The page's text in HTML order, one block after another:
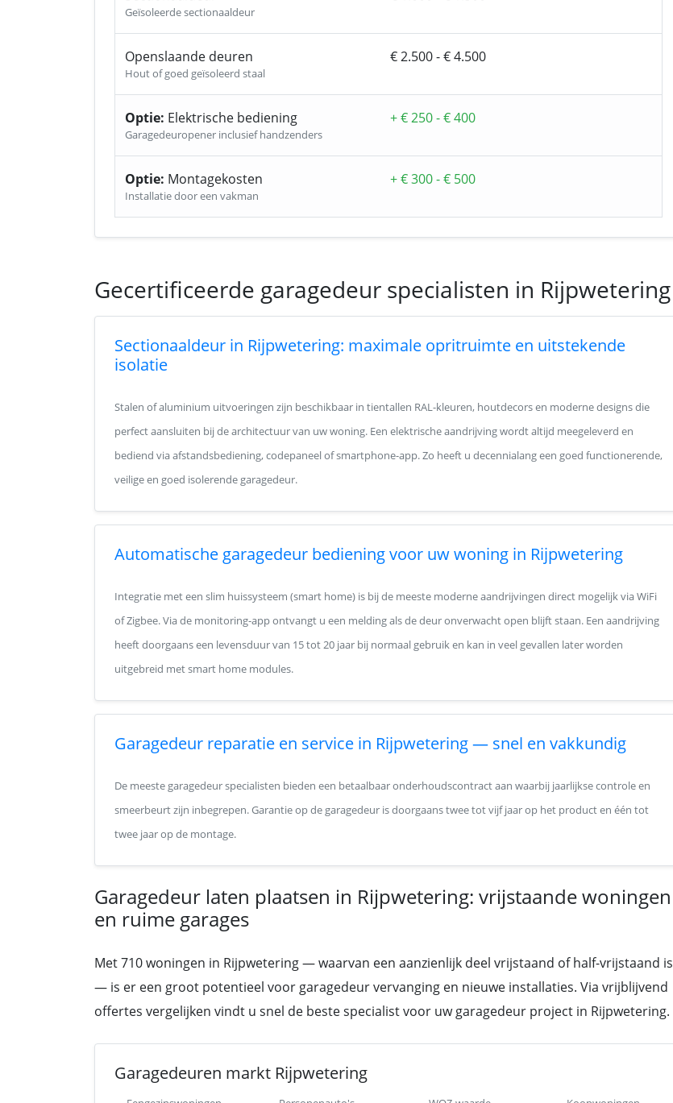
Geïsoleerde sectionaaldeur
Openslaande deuren
Hout of goed geïsoleerd staal
€ 2.500 - € 4.500
Optie: Elektrische bediening
Garagedeuropener inclusief handzenders
+ € 250 - € 400
Optie: Montagekosten
Installatie door een vakman
+ € 300 - € 500
Gecertificeerde garagedeur specialisten in Rijpwetering
Sectionaaldeur in Rijpwetering: maximale opritruimte en uitstekende
isolatie
Stalen of aluminium uitvoeringen zijn beschikbaar in tientallen RAL-kleuren, houtdecors en moderne designs die
perfect aansluiten bij de architectuur van uw woning. Een elektrische aandrijving wordt altijd meegeleverd en
bediend via afstandsbediening, codepaneel of smartphone-app. Zo heeft u decennialang een goed functionerende,
veilige en goed isolerende garagedeur.
Automatische garagedeur bediening voor uw woning in Rijpwetering
Integratie met een slim huissysteem (smart home) is bij de meeste moderne aandrijvingen direct mogelijk via WiFi
of Zigbee. Via de monitoring-app ontvangt u een melding als de deur onverwacht open blijft staan. Een aandrijving
heeft doorgaans een levensduur van 15 tot 20 jaar bij normaal gebruik en kan in veel gevallen later worden
uitgebreid met smart home modules.
Garagedeur reparatie en service in Rijpwetering — snel en vakkundig
De meeste garagedeur specialisten bieden een betaalbaar onderhoudscontract aan waarbij jaarlijkse controle en
smeerbeurt zijn inbegrepen. Garantie op de garagedeur is doorgaans twee tot vijf jaar op het product en één tot
twee jaar op de montage.
Garagedeur laten plaatsen in Rijpwetering: vrijstaande woningen
en ruime garages
Met 710 woningen in Rijpwetering — waarvan een aanzienlijk deel vrijstaand of half-vrijstaand is
— is er een groot potentieel voor garagedeur vervanging en nieuwe installaties. Via vrijblijvend
offertes vergelijken vindt u snel de beste specialist voor uw garagedeur project in Rijpwetering.
Garagedeuren markt Rijpwetering